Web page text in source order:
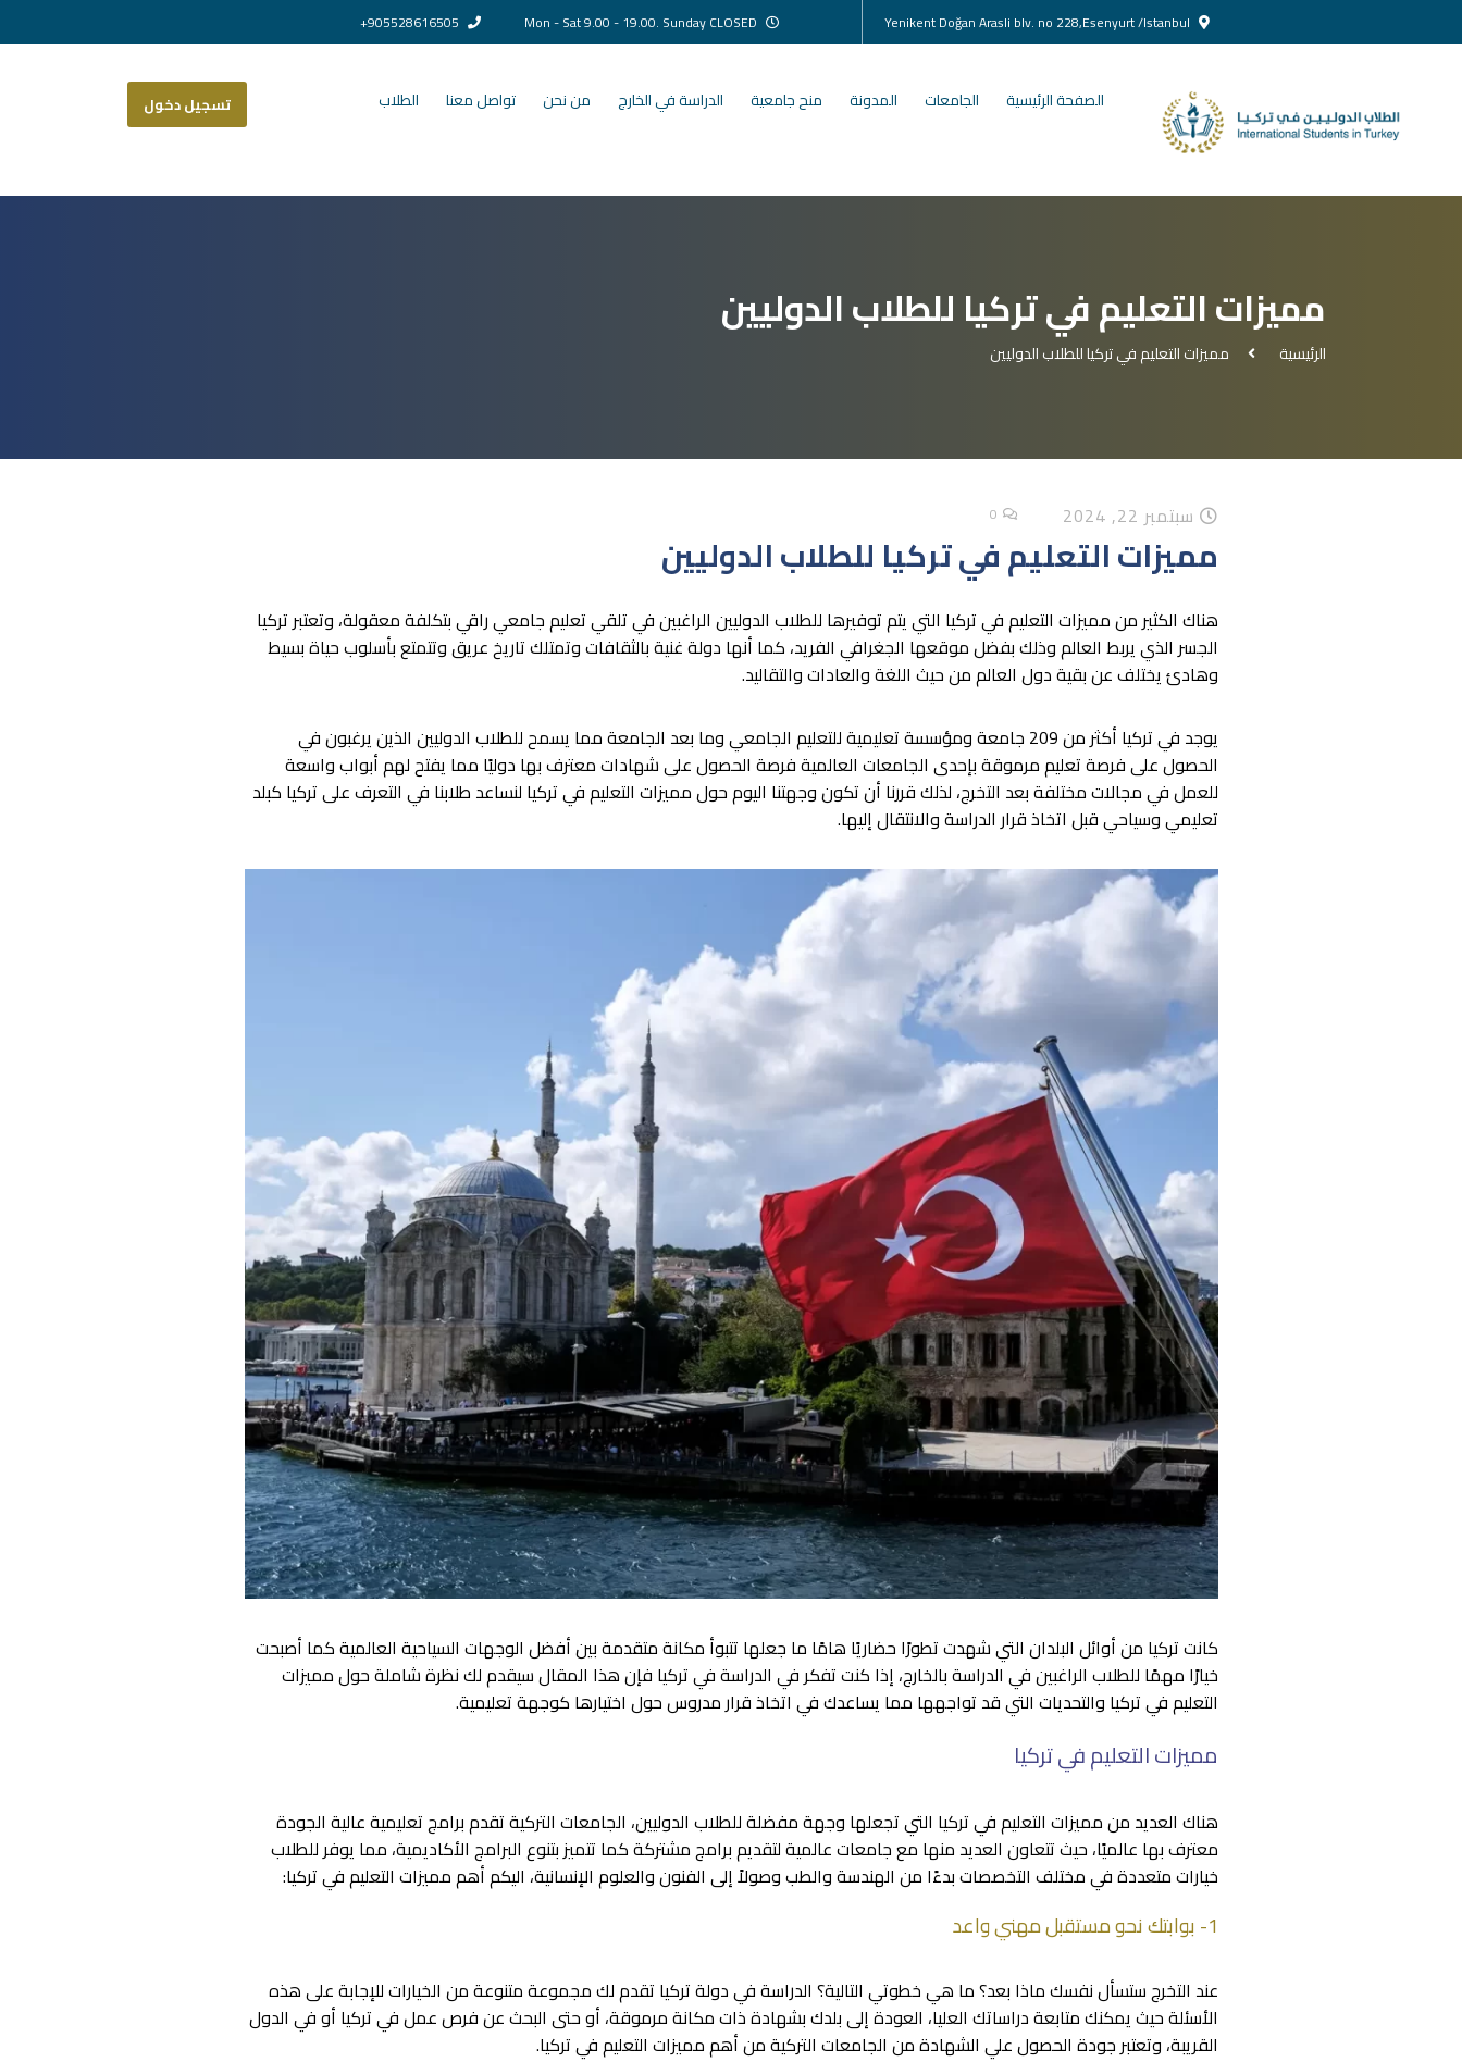
الصفحة الرئيسية الجامعات المدونة منح جامعية الدراسة في الخارج من نحن تواصل معنا الطلاب تسجيل دخول
مميزات التعليم في تركيا للطلاب الدوليين
الرئيسية مميزات التعليم في تركيا للطلاب الدوليين
سبتمبر 22, 2024 0
مميزات التعليم في تركيا للطلاب الدوليين
هناك الكثير منمميزات التعليم في تركيا التي يتم توفيرها للطلاب الدوليين الراغبين في تلقي تعليم جامعي راقي بتكلفة معقولة، وتعتبر تركيا
الجسر الذي يربط العالم وذلك بفضل موقعها الجغرافي الفريد، كما أنها دولة غنية بالثقافات وتمتلك تاريخ عريق وتتمتع بأسلوب حياة بسيط
وهادئ يختلف عن بقية دول العالم من حيث اللغة والعادات والتقاليد.
يوجد في تركيا أكثر من 209 جامعة ومؤسسة تعليمية للتعليم الجامعي وما بعد الجامعة مما يسمح للطلاب الدوليين الذين يرغبون في
الحصول على فرصة تعليم مرموقة بإحدى الجامعات العالمية فرصة الحصول على شهادات معترف بها دوليًا مما يفتح لهم أبواب واسعة
للعمل في مجالات مختلفة بعد التخرج، لذلك قررنا أن تكون وجهتنا اليوم حول مميزات التعليم في تركيا لنساعد طلابنا في التعرف على تركيا كبلد
تعليمي وسياحي قبل اتخاذ قرار الدراسة والانتقال إليها.
كانت تركيا من أوائل البلدان التي شهدت تطورًا حضاريًا هامًا ما جعلها تتبوأ مكانة متقدمة بين أفضل الوجهات السياحية العالمية كما أصبحت
خيارًا مهمًا للطلاب الراغبين في الدراسة بالخارج، إذا كنت تفكر في الدراسة في تركيا فإن هذا المقال سيقدم لك نظرة شاملة حولمميزات
التعليم في تركيا والتحديات التي قد تواجهها مما يساعدك في اتخاذ قرار مدروس حول اختيارها كوجهة تعليمية.
مميزات التعليم في تركيا
هناك العديد منمميزات التعليم في تركيا التيتجعلها وجهة مفضلة للطلاب الدوليين، الجامعات التركية تقدم برامج تعليمية عالية الجودة
معترف بها عالميًا، حيث تتعاون العديد منها مع جامعات عالمية لتقديم برامج مشتركة كما تتميز بتنوع البرامج الأكاديمية، مما يوفر للطلاب
خيارات متعددة في مختلف التخصصات بدءًا من الهندسة والطب وصولاً إلى الفنون والعلوم الإنسانية، اليكم أهممميزات التعليم في تركيا:
1- بوابتك نحو مستقبل مهني واعد
عند التخرج ستسأل نفسك ماذا بعد؟ ما هي خطوتي التالية؟ الدراسة في دولة تركيا تقدم لك مجموعة متنوعة من الخيارات للإجابة على هذه
الأسئلة حيث يمكنك متابعة دراساتك العليا، العودة إلى بلدك بشهادة ذات مكانة مرموقة، أو حتى البحث عن فرص عمل في تركيا أو في الدول
القريبة، وتعتبر جودة الحصول علي الشهادة من الجامعات التركية من أهم مميزات التعليم في تركيا.